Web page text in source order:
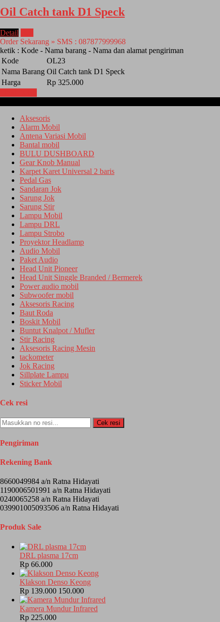
Oil Catch tank D1 Speck
Detail
Order Sekarang » SMS : 087877999968
ketik : Kode - Nama barang - Nama dan alamat pengiriman
Kode
OL23
Nama Barang Oil Catch tank D1 Speck
Harga
Rp 325.000
Aksesoris
Alarm Mobil
Antena Variasi Mobil
Bantal mobil
BULU DUSHBOARD
Gear Knob Manual
Karpet Karet Universal 2 baris
Pedal Gas
Sandaran Jok
Sarung Jok
Sarung Stir
Lampu Mobil
Lampu DRL
Lampu Strobo
Proyektor Headlamp
Audio Mobil
Paket Audio
Head Unit Pioneer
Head Unit Singgle Branded / Bermerek
Power audio mobil
Subwoofer mobil
Aksesoris Racing
Baut Roda
Boskit Mobil
Buntut Knalpot / Mufler
Stir Racing
Aksesoris Racing Mesin
tackometer
Jok Racing
Sillplate Lampu
Sticker Mobil
Cek resi
Cek resi
Pengiriman
Rekening Bank
8660049984 a/n Ratna Hidayati
1190006501991 a/n Ratna Hidayati
0240065258 a/n Ratna Hidayati
039901005093506 a/n Ratna Hidayati
Produk Sale
DRL plasma 17cm
Rp 66.000
Klakson Denso Keong
Rp 139.000 150.000
Kamera Mundur Infrared
Rp 225.000